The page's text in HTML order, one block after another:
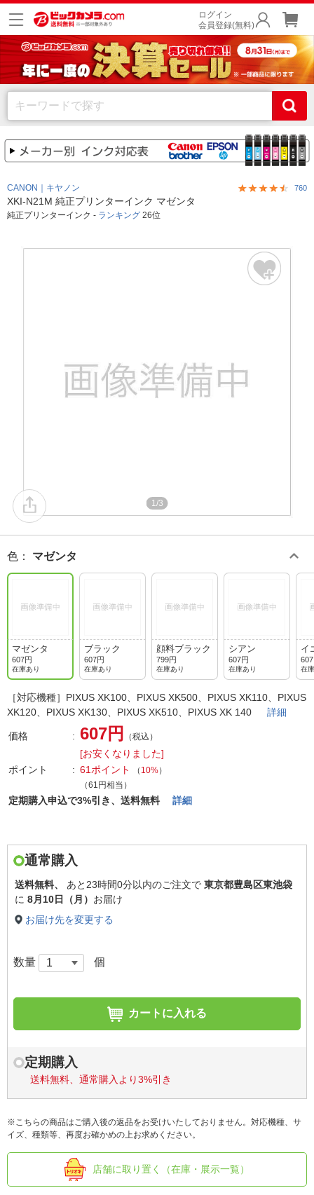
ログイン
会員登録(無料)
CANON｜キヤノン 760
XKI-N21M 純正プリンターインク マゼンタ
純正プリンターインク - ランキング 26位
1/3
色 ： マゼンタ
マゼンタ
607円
在庫あり
ブラック
607円
在庫あり
顔料ブラック
799円
在庫あり
シアン
607円
在庫あり
イ
在
［対応機種］PIXUS XK100、PIXUS XK500、PIXUS XK110、PIXUS
XK120、PIXUS XK130、PIXUS XK510、PIXUS XK 140 詳細
価格 607円 （税込）
[お安くなりました]
ポイント
61ポイント （ 10%）
（61円相当）
定期購入申込で3%引き、送料無料 詳細
通常購入
送料無料、 あと 23時間0分以内のご注文で 東京都豊島区東池袋
に 8月10日（月） お届け
お届け先を変更する
数量 個
カートに入れる
定期購入
送料無料、通常購入より3%引き
※こちらの商品はご購入後の返品をお受けいたしておりません。対応機種、サ
イズ、種類等、再度お確かめの上お求めください。
店舗に取り置く（在庫・展示一覧）